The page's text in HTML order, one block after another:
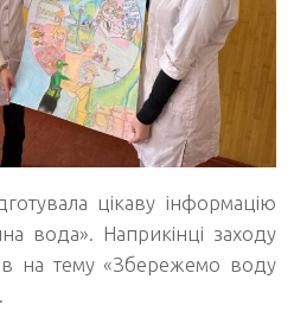
цікаву інформацію
вода». Наприкінці заходу
на тему «Збережемо воду